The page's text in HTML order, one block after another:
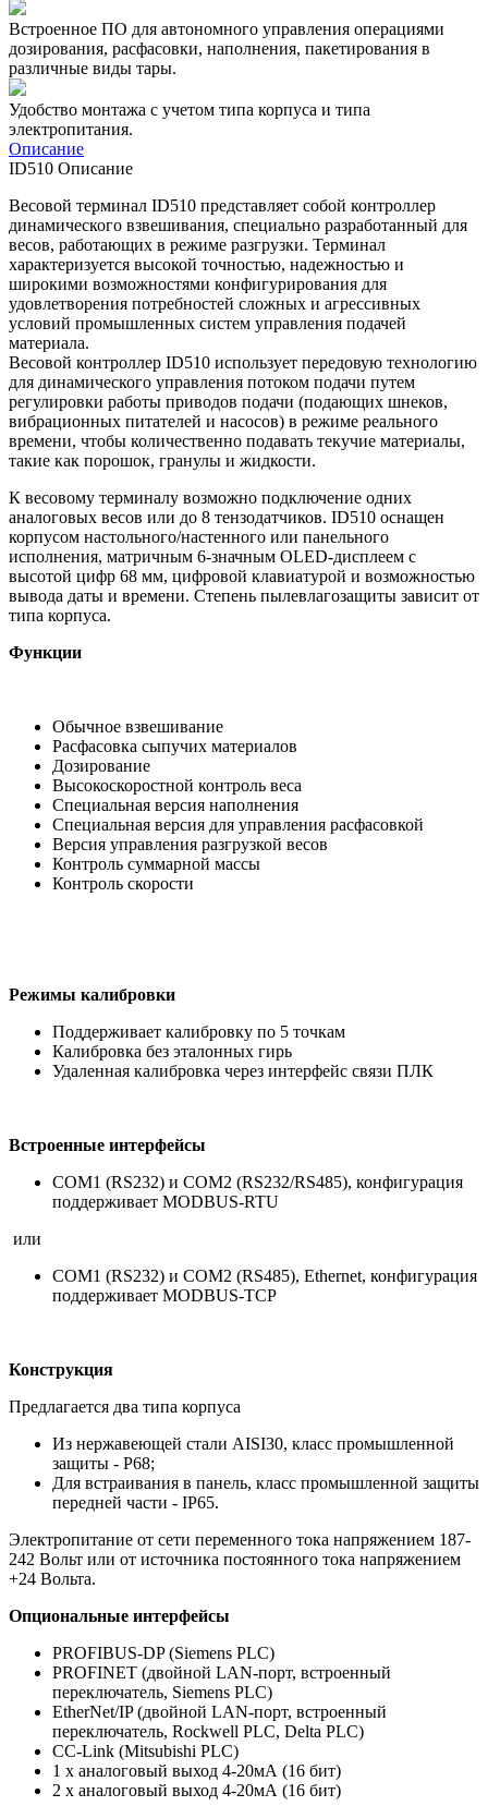
Встроенное ПО для автономного управления операциями
дозирования, расфасовки, наполнения, пакетирования в
различные виды тары.
Удобство монтажа с учетом типа корпуса и типа
электропитания.
Описание
ID510 Описание
Весовой терминал ID510 представляет собой контроллер
динамического взвешивания, специально разработанный для
весов, работающих в режиме разгрузки. Терминал
характеризуется высокой точностью, надежностью и
широкими возможностями конфигурирования для
удовлетворения потребностей сложных и агрессивных
условий промышленных систем управления подачей
материала.
Весовой контроллер ID510 использует передовую технологию
для динамического управления потоком подачи путем
регулировки работы приводов подачи (подающих шнеков,
вибрационных питателей и насосов) в режиме реального
времени, чтобы количественно подавать текучие материалы,
такие как порошок, гранулы и жидкости.
К весовому терминалу возможно подключение одних
аналоговых весов или до 8 тензодатчиков. ID510 оснащен
корпусом настольного/настенного или панельного
исполнения, матричным 6-значным OLED-дисплеем с
высотой цифр 68 мм, цифровой клавиатурой и возможностью
вывода даты и времени. Степень пылевлагозащиты зависит от
типа корпуса.
Функции
Обычное взвешивание
Расфасовка сыпучих материалов
Дозирование
Высокоскоростной контроль веса
Специальная версия наполнения
Специальная версия для управления расфасовкой
Версия управления разгрузкой весов
Контроль суммарной массы
Контроль скорости
Режимы калибровки
Поддерживает калибровку по 5 точкам
Калибровка без эталонных гирь
Удаленная калибровка через интерфейс связи ПЛК
Встроенные интерфейсы
COM1 (RS232) и COM2 (RS232/RS485), конфигурация
поддерживает MODBUS-RTU
или
COM1 (RS232) и COM2 (RS485), Ethernet, конфигурация
поддерживает MODBUS-TCP
Конструкция
Предлагается два типа корпуса
Из нержавеющей стали AISI30, класс промышленной
защиты - P68;
Для встраивания в панель, класс промышленной защиты
передней части - IP65.
Электропитание от сети переменного тока напряжением 187-
242 Вольт или от источника постоянного тока напряжением
+24 Вольта.
Опциональные интерфейсы
PROFIBUS-DP (Siemens PLC)
PROFINET (двойной LAN-порт, встроенный
переключатель, Siemens PLC)
EtherNet/IP (двойной LAN-порт, встроенный
переключатель, Rockwell PLC, Delta PLC)
СС-Link (Mitsubishi PLC)
1 x аналоговый выход 4-20мА (16 бит)
2 x аналоговый выход 4-20мА (16 бит)